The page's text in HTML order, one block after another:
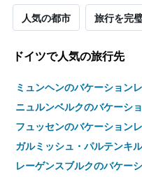
を
し
て
ま
す
人気の都市 旅行を完
ドイツで人気の旅行先
ミュンヘンのバケーション
ニュルンベルクのバケーシ
フュッセンのバケーション
ガルミッシュ・パルテンキ
レーゲンスブルクのバケー